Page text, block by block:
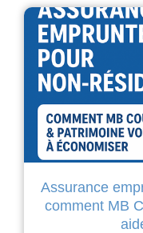
Assurance
comment MB